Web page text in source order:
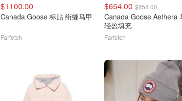
$1100.00
Canada Goose 标贴 绗缝马甲
Farfetch
$654.00 $858.00
Canada Goose Aethera
轻盈填充
Farfetch